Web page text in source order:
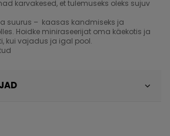
karvakesed, et tulemuseks oleks sujuv
suurus – kaasas kandmiseks ja
Hoidke miniraseerijat oma käekotis ja
kui vajadus ja igal pool.